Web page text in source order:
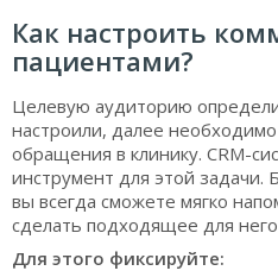
Как настроить
пациентами?
Целевую аудиторию
настроили, далее
обращения в клинику. СRM-
инструмент для этой задачи.
вы всегда сможете мягко
сделать подходящее для
Для этого фиксируйте: